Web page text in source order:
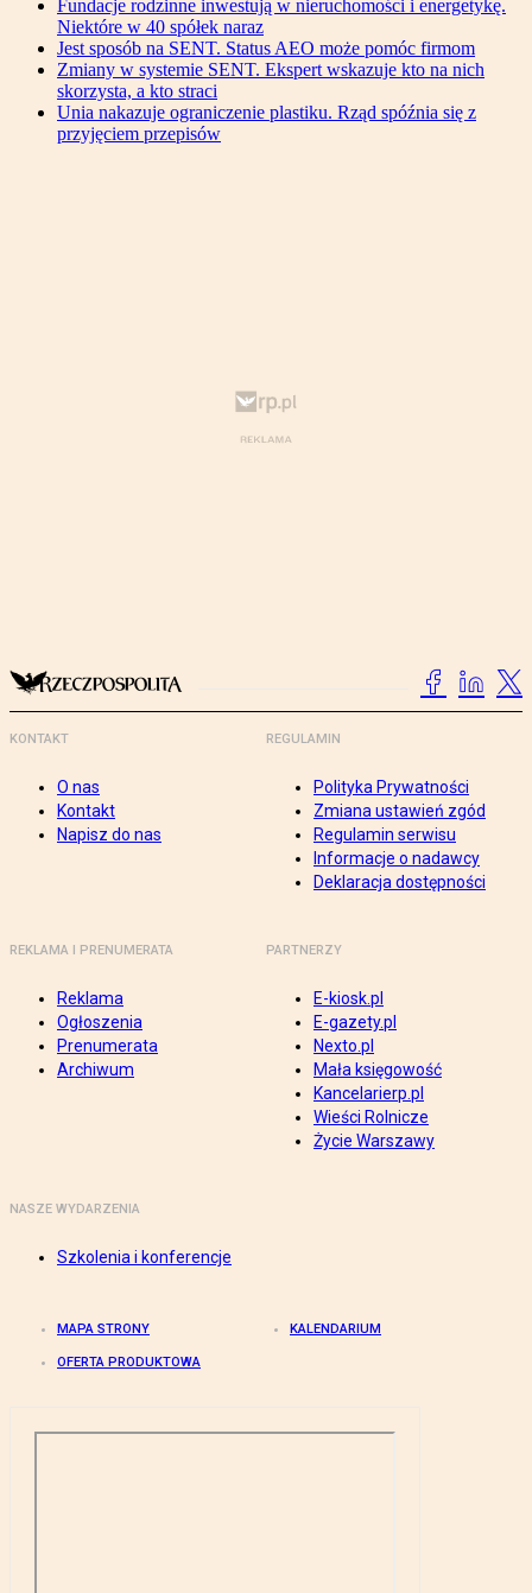
Fundacje rodzinne inwestują w nieruchomości i energetykę.
Niektóre w 40 spółek naraz
Jest sposób na SENT. Status AEO może pomóc firmom
Zmiany w systemie SENT. Ekspert wskazuje kto na nich
skorzysta, a kto straci
Unia nakazuje ograniczenie plastiku. Rząd spóźnia się z
przyjęciem przepisów
KONTAKT
O nas
Kontakt
Napisz do nas
REGULAMIN
Polityka Prywatności
Zmiana ustawień zgód
Regulamin serwisu
Informacje o nadawcy
Deklaracja dostępności
REKLAMA I PRENUMERATA
Reklama
Ogłoszenia
Prenumerata
Archiwum
PARTNERZY
E-kiosk.pl
E-gazety.pl
Nexto.pl
Mała księgowość
Kancelarierp.pl
Wieści Rolnicze
Życie Warszawy
NASZE WYDARZENIA
Szkolenia i konferencje
MAPA STRONY KALENDARIUM
OFERTA PRODUKTOWA